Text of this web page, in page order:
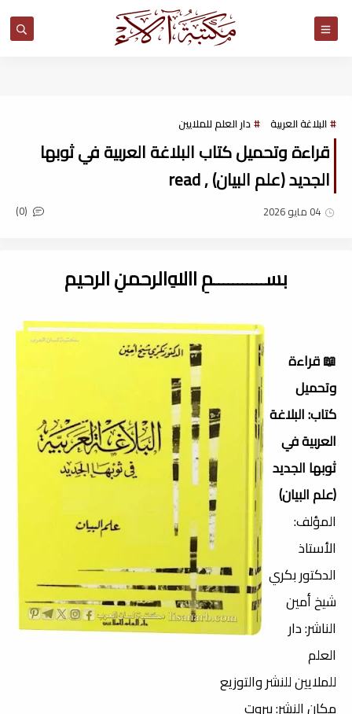
البلاغة العربية دار العلم للملايين
قراءة وتحميل كتاب البلاغة العربية في ثوبها
الجديد (علم البيان) , read
04 مايو 2026 (0)
بســـــــــــمِ اﷲِالرحمنِ الرحيم
📖 قراءة
وتحميل
كتاب: البلاغة
العربية في
ثوبها الجديد
(علم البيان)
المؤلف:
الأستاذ
الدكتور بكري
شيخ أمين
الناشر: دار
العلم
للملايين للنشر والتوزيع
مكان النشر: بيروت